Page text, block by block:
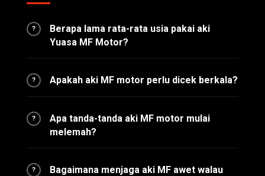
?
Berapa lama rata-rata usia pakai aki
Yuasa MF Motor?
? Apakah aki MF motor perlu dicek berkala?
?
Apa tanda-tanda aki MF motor mulai
melemah?
?
Bagaimana menjaga aki MF awet walau